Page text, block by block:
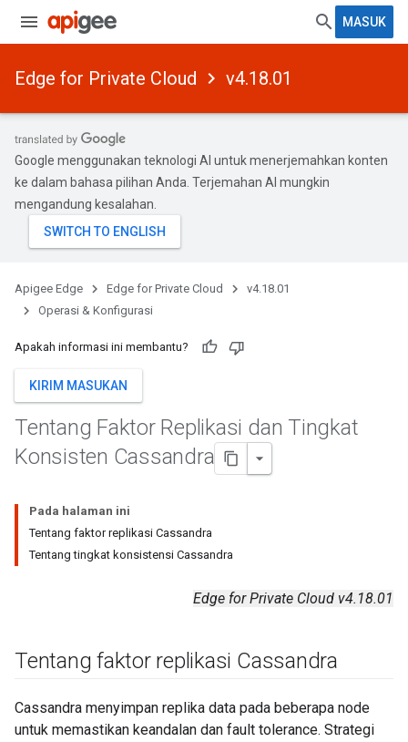
MASUK
Edge for Private Cloud v4.18.01
Google menggunakan teknologi AI untuk menerjemahkan konten
ke dalam bahasa pilihan Anda. Terjemahan AI mungkin
mengandung kesalahan.
Apigee Edge Edge for Private Cloud
v4.18.01
Operasi & Konfigurasi
Apakah informasi ini membantu?
KIRIM MASUKAN
Tentang Faktor Replikasi dan Tingkat
Konsisten Cassandra
Pada halaman ini
Tentang faktor replikasi Cassandra
Tentang tingkat konsistensi Cassandra
Edge for Private Cloud v4.18.01
Tentang faktor replikasi Cassandra
Cassandra menyimpan replika data pada beberapa node
untuk memastikan keandalan dan fault tolerance. Strategi